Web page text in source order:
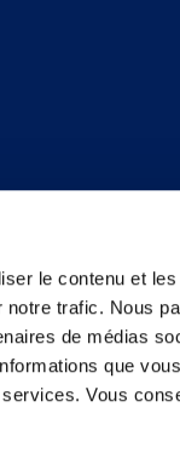
le contenu et
trafic. Nous
de médias
que
Vous